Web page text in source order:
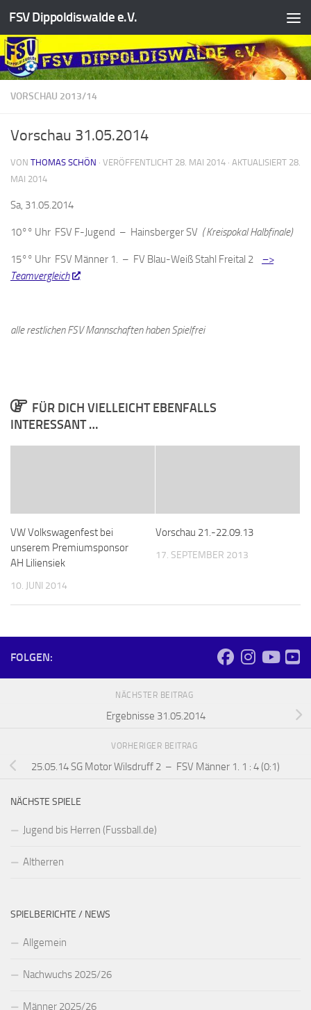
Zum Inhalt springen
FSV Dippoldiswalde e.V.
VORSCHAU 2013/14
Vorschau 31.05.2014
VON THOMAS SCHÖN · VERÖFFENTLICHT 28. MAI 2014 · AKTUALISIERT 28.
MAI 2014
Sa, 31.05.2014
10°° Uhr FSV F-Jugend – Hainsberger SV ( Kreispokal Halbfinale)
15°° Uhr FSV Männer 1. – FV Blau-Weiß Stahl Freital 2 –>
Teamvergleich
alle restlichen FSV Mannschaften haben Spielfrei
FÜR DICH VIELLEICHT EBENFALLS
INTERESSANT …
VW Volkswagenfest bei
unserem Premiumsponsor
AH Liliensiek
10. JUNI 2014
Vorschau 21.-22.09.13
17. SEPTEMBER 2013
FOLGEN:
NÄCHSTER BEITRAG
Ergebnisse 31.05.2014
VORHERIGER BEITRAG
25.05.14 SG Motor Wilsdruff 2 – FSV Männer 1. 1 : 4 (0:1)
NÄCHSTE SPIELE
Jugend bis Herren (Fussball.de)
Altherren
SPIELBERICHTE / NEWS
Allgemein
Nachwuchs 2025/26
Männer 2025/26